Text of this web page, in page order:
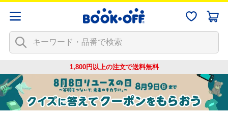
1,800円以上の注文で送料無料